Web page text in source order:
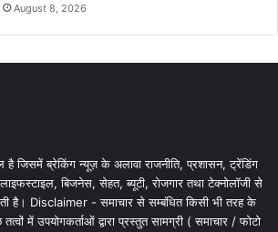
August 8, 2026
है जिसमें ब्रेकिंग न्यूज़ के अलावा राजनीति, प्रशासन, ट्रेंडिंग
बिजनेस, सेहत, ब्यूटी, रोजगार तथा टेक्नोलॉजी से
है। Disclaimer - समाचार से सम्बंधित किसी भी तरह के
में उपयोगकर्ताओं द्वारा प्रस्तुत सामग्री ( समाचार / फोटो